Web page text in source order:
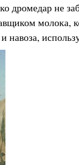
дромедар не
молока,
навоза,